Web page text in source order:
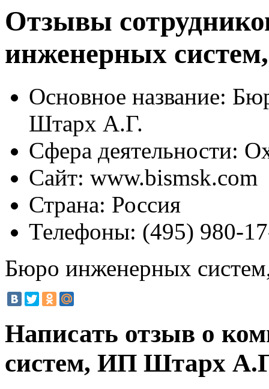
Отзывы
инженерных
Основное название:
Штарх А.Г.
Сфера деятельности:
Сайт: www.bismsk.com
Страна: Россия
Телефоны: (495) 980-
Бюро инженерных
Написать отзыв о
систем, ИП Штарх